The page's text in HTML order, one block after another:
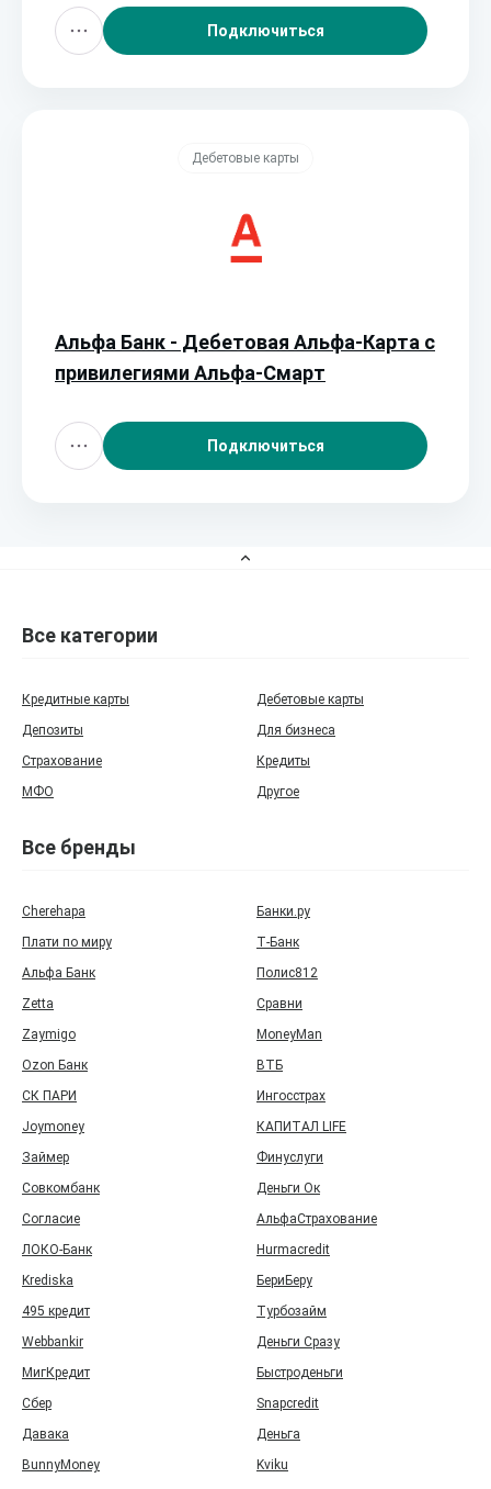
Подключиться
Дебетовые карты
Альфа Банк - Дебетовая Альфа‑Карта с
привилегиями Альфа‑Смарт
Подключиться
Все категории
Кредитные карты
Дебетовые карты
Депозиты
Для бизнеса
Страхование
Кредиты
МФО
Другое
Все бренды
Cherehapa
Банки.ру
Плати по миру
Т‑Банк
Альфа Банк
Полис812
Zetta
Сравни
Zaymigo
MoneyMan
Ozon Банк
ВТБ
СК ПАРИ
Ингосстрах
Joymoney
КАПИТАЛ LIFE
Займер
Финуслуги
Совкомбанк
Деньги Ок
Согласие
АльфаСтрахование
ЛОКО-Банк
Hurmacredit
Krediska
БериБеру
495 кредит
Турбозайм
Webbankir
Деньги Сразу
МигКредит
Быстроденьги
Сбер
Snapcredit
Давака
Деньга
BunnyMoney
Kviku